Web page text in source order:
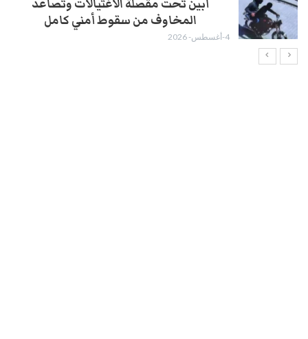
أبين تحت مقصلة الاغتيالات وتصاعد
المخاوف من سقوط أمني كامل
4-أغسطس- 2026